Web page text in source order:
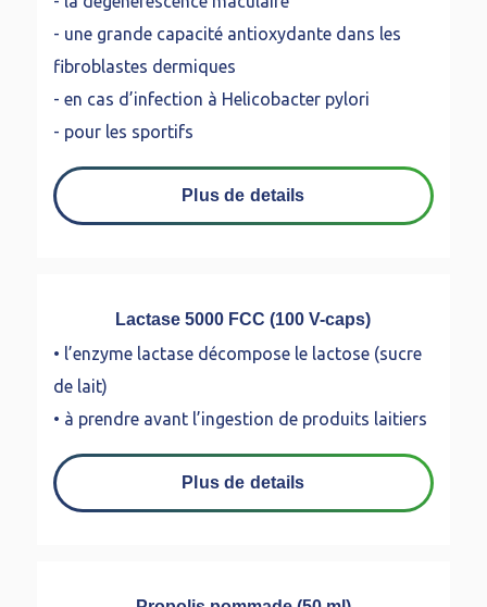
- une grande capacité antioxydante dans les
fibroblastes dermiques
- en cas d’infection à Helicobacter pylori
- pour les sportifs
Plus de details
Lactase 5000 FCC (100 V-caps)
• l’enzyme lactase décompose le lactose (sucre
de lait)
• à prendre avant l’ingestion de produits laitiers
Plus de details